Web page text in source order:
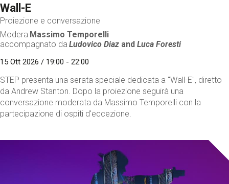
Wall-E
Proiezione e conversazione
Modera Massimo Temporelli
accompagnato da Ludovico Diaz andLuca Foresti
15 Ott 2026 / 19:00 - 22:00
STEP presenta una serata speciale dedicata a "Wall-E", diretto
da Andrew Stanton. Dopo la proiezione seguirà una
conversazione moderata da Massimo Temporelli con la
partecipazione di ospiti d'eccezione.